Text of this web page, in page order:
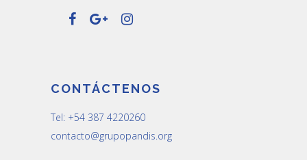
CONTÁCTENOS
Tel: +54 387 4220260
contacto@grupopandis.org